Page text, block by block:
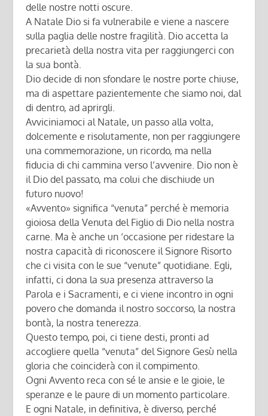
delle nostre notti oscure.
A Natale Dio si fa vulnerabile e viene a nascere
sulla paglia delle nostre fragilità. Dio accetta la
precarietà della nostra vita per raggiungerci con
la sua bontà.
Dio decide di non sfondare le nostre porte chiuse,
ma di aspettare pazientemente che siamo noi, dal
di dentro, ad aprirgli.
Avviciniamoci al Natale, un passo alla volta,
dolcemente e risolutamente, non per raggiungere
una commemorazione, un ricordo, ma nella
fiducia di chi cammina verso l’avvenire. Dio non è
il Dio del passato, ma colui che dischiude un
futuro nuovo!
«Avvento» significa “venuta” perché è memoria
gioiosa della Venuta del Figlio di Dio nella nostra
carne. Ma è anche un ‘occasione per ridestare la
nostra capacità di riconoscere il Signore Risorto
che ci visita con le sue “venute” quotidiane. Egli,
infatti, ci dona la sua presenza attraverso la
Parola e i Sacramenti, e ci viene incontro in ogni
povero che domanda il nostro soccorso, la nostra
bontà, la nostra tenerezza.
Questo tempo, poi, ci tiene desti, pronti ad
accogliere quella “venuta” del Signore Gesù nella
gloria che coinciderà con il compimento.
Ogni Avvento reca con sé le ansie e le gioie, le
speranze e le paure di un momento particolare.
E ogni Natale, in definitiva, è diverso, perché